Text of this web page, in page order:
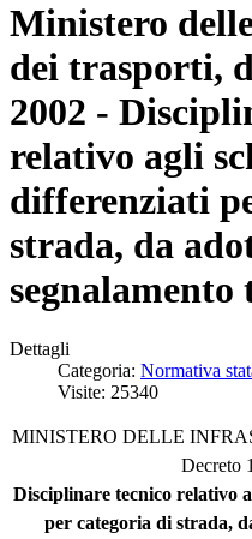
Ministero
dei trasporti,
2002 -
relativo agli
differenziati
strada, da
segnalamento
Dettagli
Categoria: Normativa
Visite: 25340
MINISTERO DELLE
Decreto
Disciplinare tecnico relativo
per categoria di strada,